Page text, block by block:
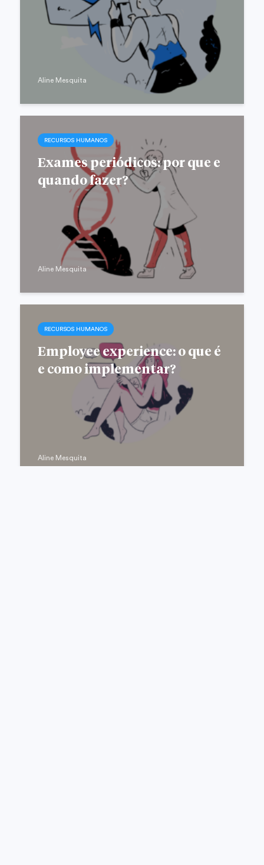
Aline Mesquita
RECURSOS HUMANOS
Exames periódicos: por que e
quando fazer?
Aline Mesquita
RECURSOS HUMANOS
Employee experience: o que é
e como implementar?
Aline Mesquita